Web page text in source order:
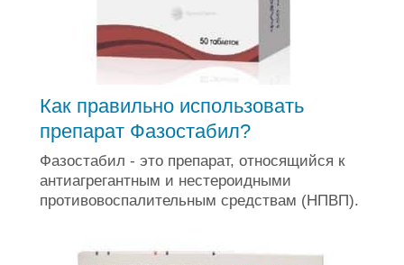
Как правильно использовать
препарат Фазостабил?
Фазостабил - это препарат, относящийся к
антиагрегантным и нестероидными
противовоспалительным средствам (НПВП).